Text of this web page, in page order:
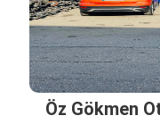
Öz Gökmen